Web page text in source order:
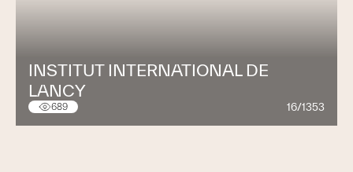
INSTITUT INTERNATIONAL DE
LANCY
689 16/1353